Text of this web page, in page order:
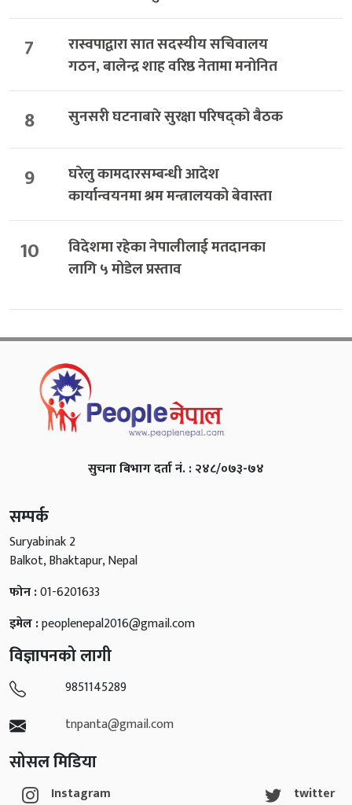
7
रास्वपाद्वारा सात सदस्यीय सचिवालय
गठन, बालेन्द्र शाह वरिष्ठ नेतामा मनोनित
8 सुनसरी घटनाबारे सुरक्षा परिषद्को बैठक
9
घरेलु कामदारसम्बन्धी आदेश
कार्यान्वयनमा श्रम मन्त्रालयको बेवास्ता
10
विदेशमा रहेका नेपालीलाई मतदानका
लागि ५ मोडेल प्रस्ताव
सुचना बिभाग दर्ता नं. : २४८/०७३-७४
सम्पर्क
Suryabinak 2
Balkot, Bhaktapur, Nepal
फोन :01-6201633
इमेल :peoplenepal2016@gmail.com
विज्ञापनको लागी
9851145289
tnpanta@gmail.com
सोसल मिडिया
Instagram twitter